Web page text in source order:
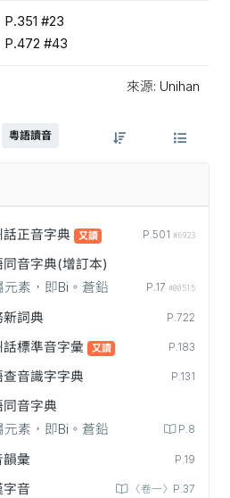
P.351 #23
P.472 #43
來源: Unihan
粵語讀音
話正音字典 又讀 P.501 #6923
同音字典(增訂本)
元素，即Bi。蒼鉛
P.17 #00515
新詞典 P.722
話標準音字彙 又讀 P.183
查音識字字典 P.131
同音字典
元素，即Bi。蒼鉛
P.8
韻彙 P.19
字音
〈卷一〉P.37